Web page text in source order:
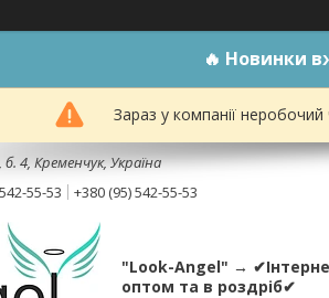
🔥 Новинки
Зараз у компанії
б. 4, Кременчук, Україна
55-53
+380 (95) 542-55-53
"Look-Angel" →
оптом та в роздріб✔